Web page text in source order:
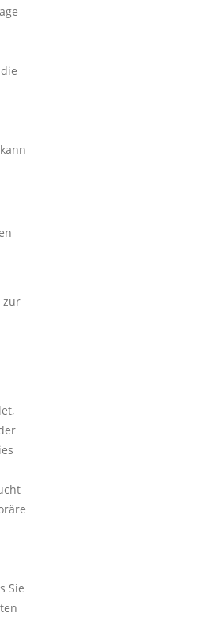
zur
Sie